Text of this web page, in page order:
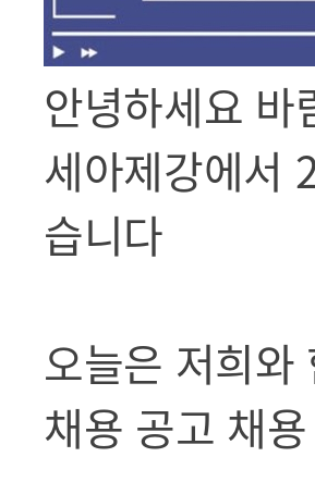
안녕하세요
세아제강에서
습니다
오늘은 저희
채용 공고 채